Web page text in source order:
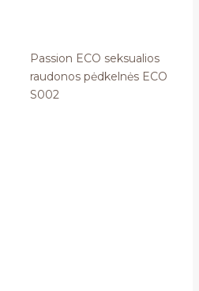
Passion ECO seksualios
raudonos pėdkelnės ECO
S002